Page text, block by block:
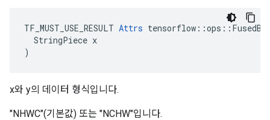
TF_MUST_USE_RESULT Attrs
  StringPiece x
)
x와 y의 데이터 형식입니다.
"NHWC"(기본값) 또는 "NCHW"입니다.